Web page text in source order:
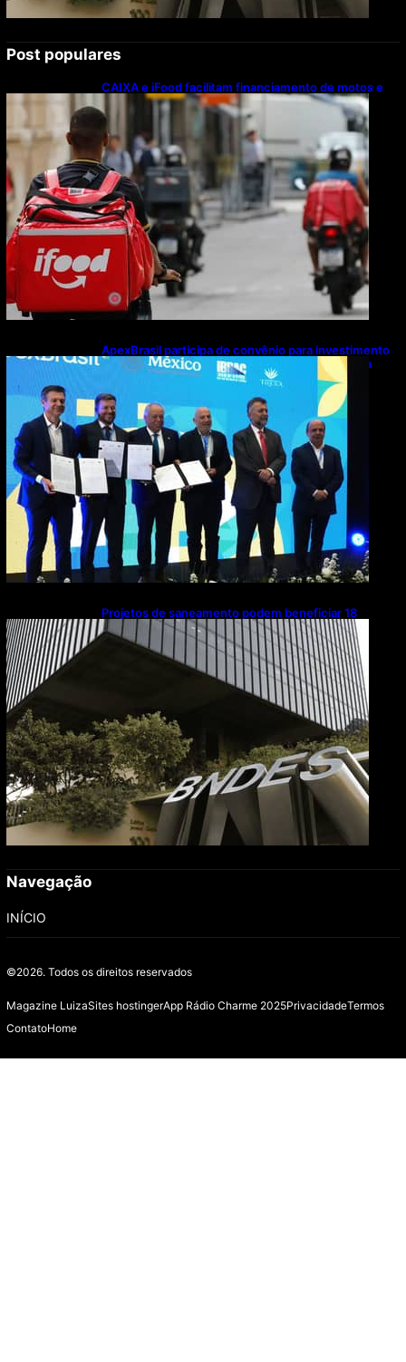
Post populares
CAIXA e iFood facilitam financiamento de motos e
bicicletas elétricas para entregadores
ApexBrasil participa de convênio para investimento
de R$ 2,63 milhões em exportações de cachaça
Projetos de saneamento podem beneficiar 18
milhões de brasileiros
Navegação
INÍCIO
©2026. Todos os direitos reservados
Magazine LuizaSites hostingerApp Rádio Charme 2025PrivacidadeTermos
ContatoHome